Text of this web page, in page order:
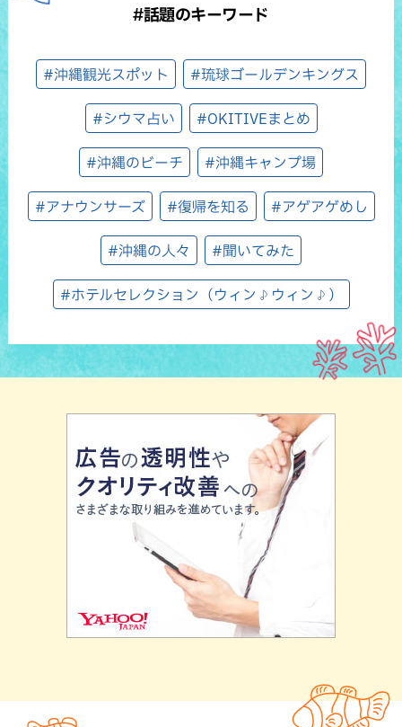
#話題のキーワード
#沖縄観光スポット #琉球ゴールデンキングス
#シウマ占い #OKITIVEまとめ
#沖縄のビーチ #沖縄キャンプ場
#アナウンサーズ #復帰を知る #アゲアゲめし
#沖縄の人々 #聞いてみた
#ホテルセレクション（ウィン♪ウィン♪）